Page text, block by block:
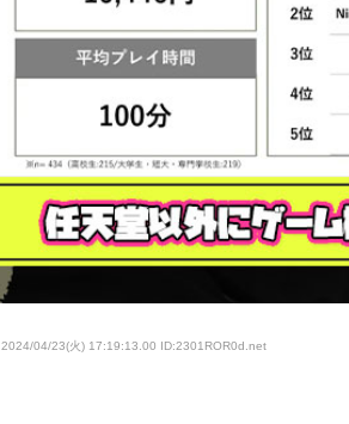
2024/04/23(火) 17:19:13.00 ID:2301ROR0d .net